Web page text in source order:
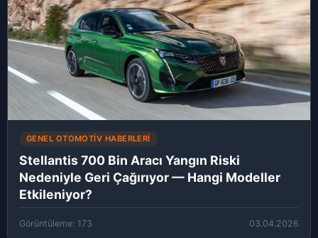
GENEL OTOMOTIV HABERLERI
Stellantis 700 Bin Aracı Yangın Riski
Nedeniyle Geri Çağırıyor — Hangi Modeller
Etkileniyor?
Görüntüleme: 173 03.04.2026